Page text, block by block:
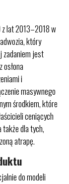
z lat 2013–2018 w
który
zadaniem jest
osłona
i
masywnego
środkiem, które
ceniących
także dla tych,
atrapę.
do modeli